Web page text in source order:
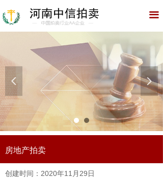
넳 넲
끀
网站首页
关于我们
拍卖预展
资质荣誉
拍卖园地
拍卖公告
典型案例
招聘公告
创建时间： 2020年11月29日
房地产拍卖